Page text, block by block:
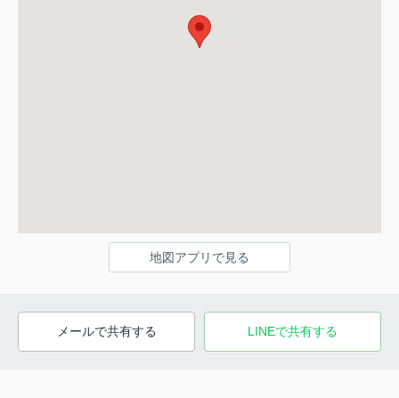
地図アプリで見る
メールで共有する LINEで共有する